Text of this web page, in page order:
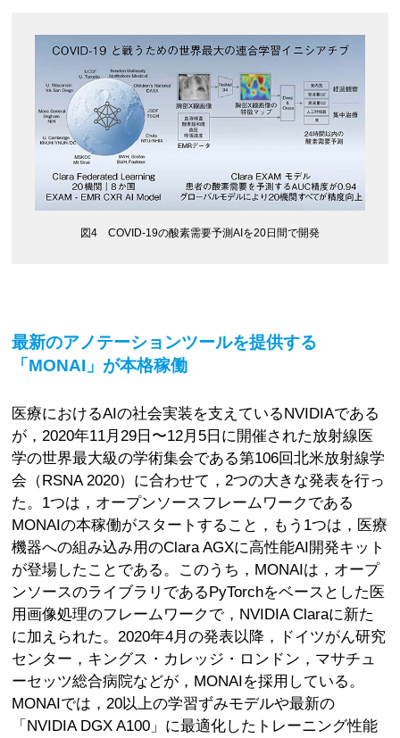
図4 COVID-19の酸素需要予測AIを20日間で開発
最新のアノテーションツールを提供する
「MONAI」が本格稼働
医療におけるAIの社会実装を支えているNVIDIAである
が，2020年11月29日〜12月5日に開催された放射線医
学の世界最大級の学術集会である第106回北米放射線学
会（RSNA 2020）に合わせて，2つの大きな発表を行っ
た。1つは，オープンソースフレームワークである
MONAIの本稼働がスタートすること，もう1つは，医療
機器への組み込み用のClara AGXに高性能AI開発キット
が登場したことである。このうち，MONAIは，オープ
ンソースのライブラリであるPyTorchをベースとした医
用画像処理のフレームワークで，NVIDIA Claraに新た
に加えられた。2020年4月の発表以降，ドイツがん研究
センター，キングス・カレッジ・ロンドン，マサチュ
ーセッツ総合病院などが，MONAIを採用している。
MONAIでは，20以上の学習ずみモデルや最新の
「NVIDIA DGX A100」に最適化したトレーニング性能